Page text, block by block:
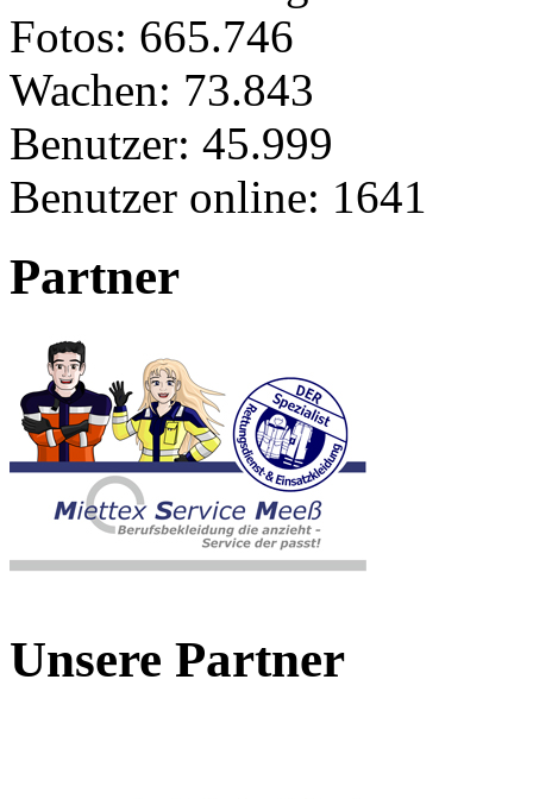
Fotos: 665.746
Wachen: 73.843
Benutzer: 45.999
Benutzer online: 1641
Partner
Unsere Partner